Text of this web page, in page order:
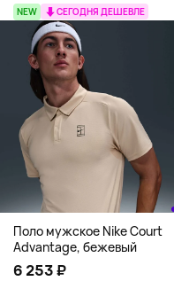
NEW СЕГОДНЯ ДЕШЕВЛЕ
Поло мужское Nike Court
Advantage, бежевый
6 253 ₽